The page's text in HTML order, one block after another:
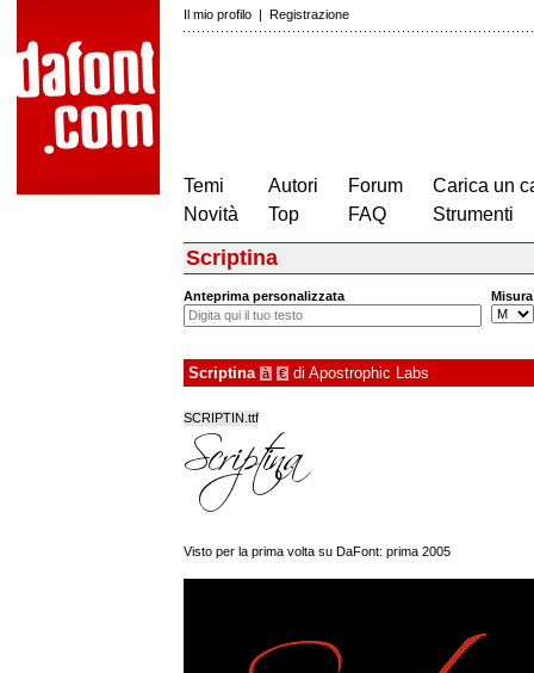
Il mio profilo | Registrazione
Temi
Novità
Autori
Top
Forum
FAQ
Carica un
Strumenti
Scriptina
Anteprima personalizzata Misura
Scriptina à € di Apostrophic Labs
SCRIPTIN.ttf
Visto per la prima volta su DaFont: prima 2005